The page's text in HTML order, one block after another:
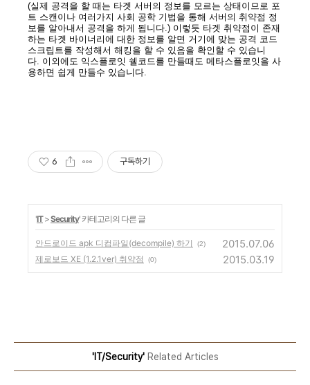
(실제 공격을 할 때는 타겟 서버의 정보를 모르는 상태이므로 포
트 스캔이나 여러가지 사회 공학 기법을 통해 서버의 취약점 정
보를 알아내서 공격을 하게 됩니다.) 이렇듯 타겟 취약점이 존재
하는 타겟 바이너리에 대한 정보를 알면 거기에 맞는 공격 코드
스크립트를 작성해서 해킹을 할 수 있음을 확인할 수 있습니
다. 이외에도 익스플로잇 쉘코드를 만들때도 메타스플로잇을 사
용하면 쉽게 만들수 있습니다.
6 구독하기
'IT>Security' 카테고리의 다른 글
안드로이드 apk 디컴파일(decompile) 하기 (2) 2015.07.06
제로보드 XE (1.2.1ver) 취약점 (0) 2015.03.19
'IT/Security'Related Articles